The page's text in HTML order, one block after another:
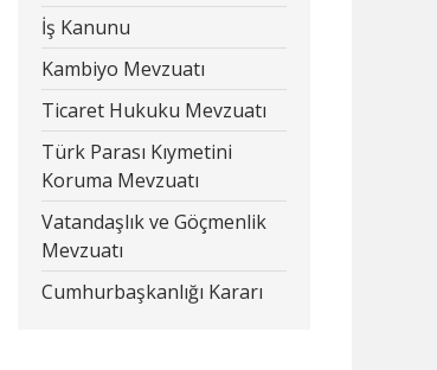
İş Kanunu
Kambiyo Mevzuatı
Ticaret Hukuku Mevzuatı
Türk Parası Kıymetini
Koruma Mevzuatı
Vatandaşlık ve Göçmenlik
Mevzuatı
Cumhurbaşkanlığı Kararı